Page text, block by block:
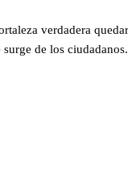
verdadera
de los